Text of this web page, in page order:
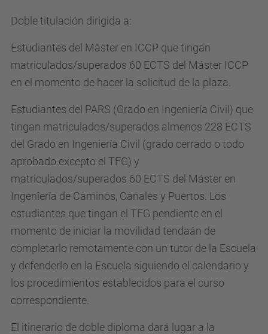
Doble titulación dirigida a:
Estudiantes del Máster en ICCP que tingan
matriculados/superados 60 ECTS del Máster ICCP
en el momento de hacer la solicitud de la plaza.
Estudiantes del PARS (Grado en Ingeniería Civil) que
tingan matriculados/superados almenos 228 ECTS
del Grado en Ingeniería Civil (grado cerrado o todo
aprobado excepto el TFG) y
matriculados/superados 60 ECTS del Máster en
Ingeniería de Caminos, Canales y Puertos. Los
estudiantes que tingan el TFG pendiente en el
momento de iniciar la movilidad tendaán de
completarlo remotamente con un tutor de la Escuela
y defenderlo en la Escuela siguiendo el calendario y
los procedimientos establecidos para el curso
correspondiente.
El itinerario de doble diploma dará lugar a la